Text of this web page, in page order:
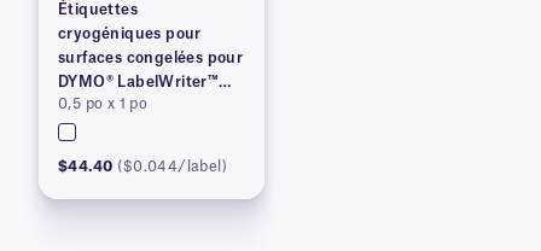
Étiquettes
cryogéniques pour
surfaces congelées pour
DYMO® LabelWriter™
série 450, brevetées
0,5 po x 1 po
$44.40 ($0.044/label)